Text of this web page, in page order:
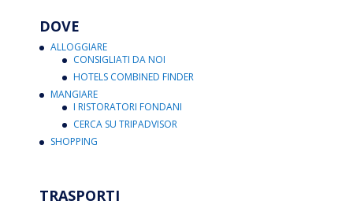
DOVE
ALLOGGIARE
CONSIGLIATI DA NOI
HOTELS COMBINED FINDER
MANGIARE
I RISTORATORI FONDANI
CERCA SU TRIPADVISOR
SHOPPING
TRASPORTI